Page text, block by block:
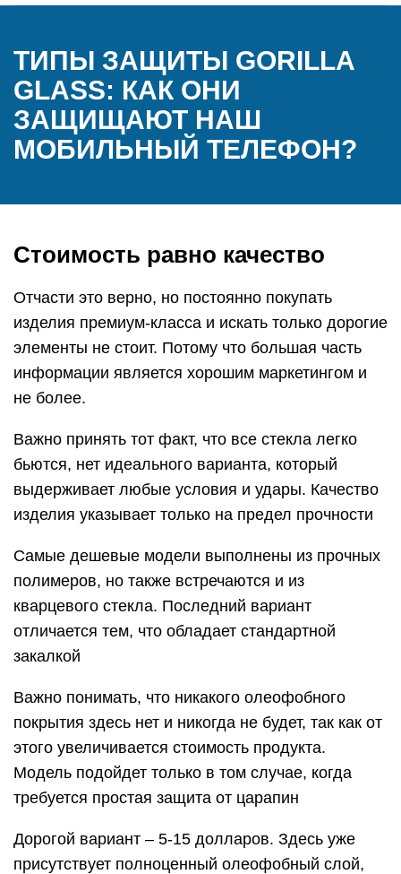
ТИПЫ ЗАЩИТЫ GORILLA
GLASS: КАК ОНИ
ЗАЩИЩАЮТ НАШ
МОБИЛЬНЫЙ ТЕЛЕФОН?
Стоимость равно качество
Отчасти это верно, но постоянно покупать
изделия премиум-класса и искать только дорогие
элементы не стоит. Потому что большая часть
информации является хорошим маркетингом и
не более.
Важно принять тот факт, что все стекла легко
бьются, нет идеального варианта, который
выдерживает любые условия и удары. Качество
изделия указывает только на предел прочности
Самые дешевые модели выполнены из прочных
полимеров, но также встречаются и из
кварцевого стекла. Последний вариант
отличается тем, что обладает стандартной
закалкой
Важно понимать, что никакого олеофобного
покрытия здесь нет и никогда не будет, так как от
этого увеличивается стоимость продукта.
Модель подойдет только в том случае, когда
требуется простая защита от царапин
Дорогой вариант – 5-15 долларов. Здесь уже
присутствует полноценный олеофобный слой,